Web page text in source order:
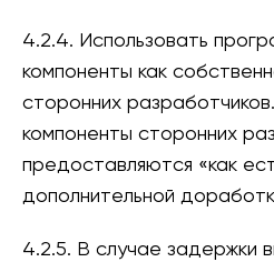
4.2.4. Использовать
компоненты как
сторонних
компоненты сторонних
предоставляются «как
дополнительной
4.2.5. В случае задержки